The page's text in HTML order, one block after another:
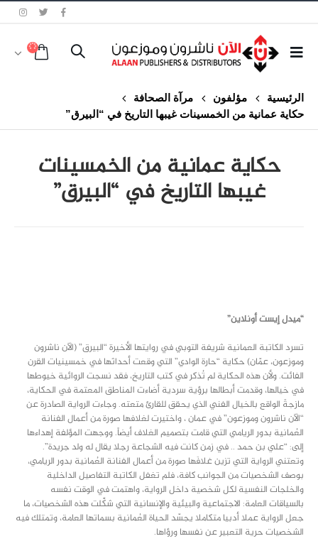
الرئيسية مؤلفون
مرآة الصحافة
حكاية عمانية من الخمسينات غيبها التاريخ في “البيرق”
حكاية عمانية من الخمسينات
غيبها التاريخ في “البيرق”
“ميدل إيست أونلاين”
تسرد الكاتبة العمانية شريفة التوبي في روايتها الأخيرة “البيرق” (الآن ناشرون
وموزعون، عمّان) حكاية “حارة الوادي” التي وقعت أحداثها في خمسينيات القرن
الفائت. ولأن هذه الحكاية لم تُذكر في كتب التاريخ، فقد نسجت الروائية خيوطها
في خيالها، وقدمت أبطالها برؤية سردية أضاءت المناطق المعتمة في الحكاية،
مازجةً الواقع بالخيال الفني الذي يحقق للقارئ متعته. وجاءت الرواية الصادرة عن
“الآن ناشرون وموزعون” في عمان ، واختيرت لغلافها صورة من أعمال الفنانة
العُمانية بدور الريامي التي قامت بتصميم الغلاف أيضاً. ووجهت المؤلفة إهداءها
إلى: “علي بن حمد .. في زمن كانت فيه الشجاعة رجلا يقال له ولد جريدة”.
وتعتني الرواية التي تزين غلافَها صورة من أعمال الفنانة العُمانية بدور الريامي،
بوصف الشخصيات من الجوانب كافة، فلم تغفل الكاتبة التفاصيل الداخلية
والخلجات النفسية لكل شخصية داخل الرواية، واهتمت في الوقت نفسه
بالسياقات العامة: الاجتماعية والبيئية والإنسانية التي شكَّلت هذه الشخصيات، ما
جعل الرواية عملا أدبيا متكاملا يجسّد الحياة العُمانية بسماتها العامة، وتمتلك فيه
الشخصيات حرية التعبير عن نفسها ورؤاها.